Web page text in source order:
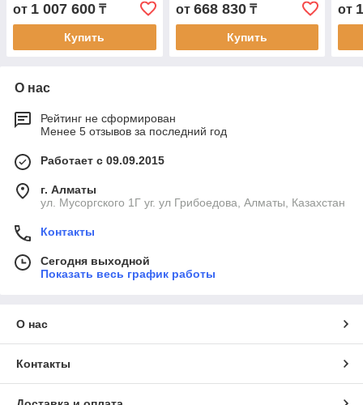
от 1 007 600 ₸
Купить
от 668 830₸
Купить
от
О нас
Рейтинг не сформирован
Менее 5 отзывов за последний год
Работает с 09.09.2015
г. Алматы
ул. Мусоргского 1Г уг. ул Грибоедова, Алматы, Казахстан
Контакты
Сегодня выходной
Показать весь график работы
О нас
Контакты